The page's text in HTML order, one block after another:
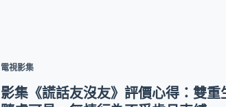
電視影集
影集《謊話友沒友》評價心得：雙重